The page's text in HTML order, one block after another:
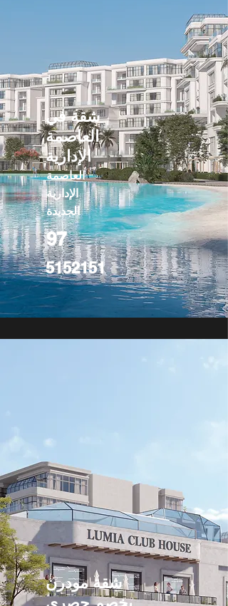
شقة في
العاصمة
الإدارية
العاصمة
الإدارية
الجديدة
97
5152151
شقة مودرن